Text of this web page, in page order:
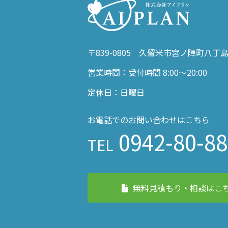
〒839-0805 久留米市宮ノ陣町八丁
営業時間：受付時間 8:00～20:00
定休日：日曜日
お電話でのお問い合わせはこちら
TEL 0942-80-
無料見積もり・相談はこ